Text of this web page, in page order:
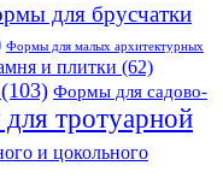
для брусчатки
Формы для малых архитектурных
и плитки (62)
(103) Формы для садово-
тротуарной
и цокольного